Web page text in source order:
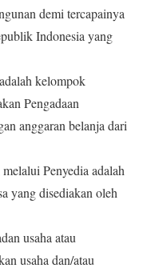
demi tercapainya
Indonesia yang
kelompok
Pengadaan
anggaran belanja dari
Penyedia adalah
yang disediakan oleh
usaha atau
usaha dan/atau